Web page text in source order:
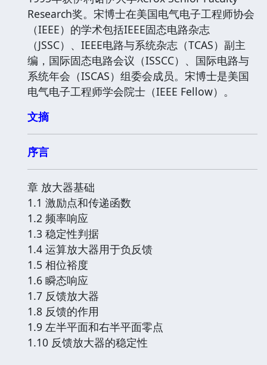
Research奖。宋博士在美国电气电子工程师协会
（IEEE）的学术包括IEEE固态电路杂志
（JSSC）、IEEE电路与系统杂志（TCAS）副主
编，国际固态电路会议（ISSCC）、国际电路与
系统年会（ISCAS）组委会成员。宋博士是美国
电气电子工程师学会院士（IEEE Fellow）。
文摘
序言
章 放大器基础
1.1 激励点和传递函数
1.2 频率响应
1.3 稳定性判据
1.4 运算放大器用于负反馈
1.5 相位裕度
1.6 瞬态响应
1.7 反馈放大器
1.8 反馈的作用
1.9 左半平面和右半平面零点
1.10 反馈放大器的稳定性